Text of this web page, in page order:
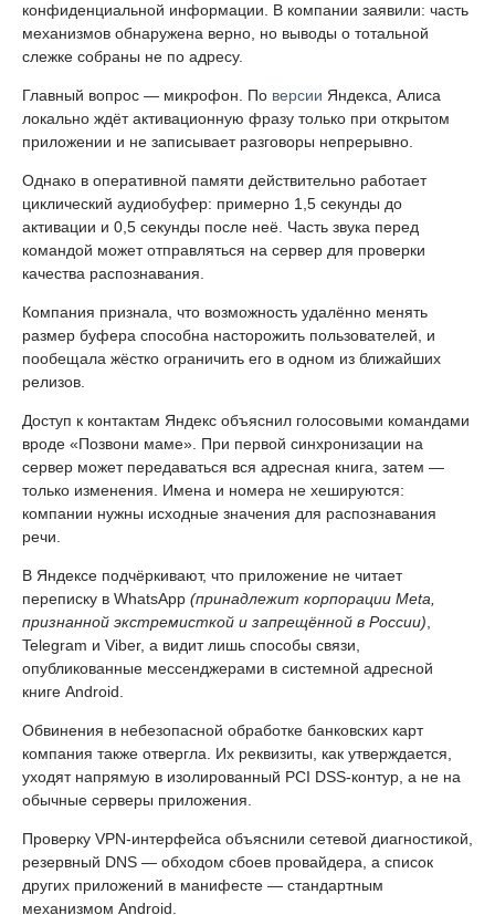
конфиденциальной информации. В компании заявили: часть
механизмов обнаружена верно, но выводы о тотальной
слежке собраны не по адресу.
Главный вопрос — микрофон. По версии Яндекса, Алиса
локально ждёт активационную фразу только при открытом
приложении и не записывает разговоры непрерывно.
Однако в оперативной памяти действительно работает
циклический аудиобуфер: примерно 1,5 секунды до
активации и 0,5 секунды после неё. Часть звука перед
командой может отправляться на сервер для проверки
качества распознавания.
Компания признала, что возможность удалённо менять
размер буфера способна насторожить пользователей, и
пообещала жёстко ограничить его в одном из ближайших
релизов.
Доступ к контактам Яндекс объяснил голосовыми командами
вроде «Позвони маме». При первой синхронизации на
сервер может передаваться вся адресная книга, затем —
только изменения. Имена и номера не хешируются:
компании нужны исходные значения для распознавания
речи.
В Яндексе подчёркивают, что приложение не читает
переписку в WhatsApp (принадлежит корпорации Meta,
признанной экстремисткой и запрещённой в России)
Telegram и Viber, а видит лишь способы связи,
опубликованные мессенджерами в системной адресной
книге Android.
Обвинения в небезопасной обработке банковских карт
компания также отвергла. Их реквизиты, как утверждается,
уходят напрямую в изолированный PCI DSS-контур, а не на
обычные серверы приложения.
Проверку VPN-интерфейса объяснили сетевой диагностикой,
резервный DNS — обходом сбоев провайдера, а список
других приложений в манифесте — стандартным
механизмом Android.